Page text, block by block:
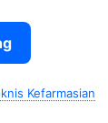
Kefarmasian